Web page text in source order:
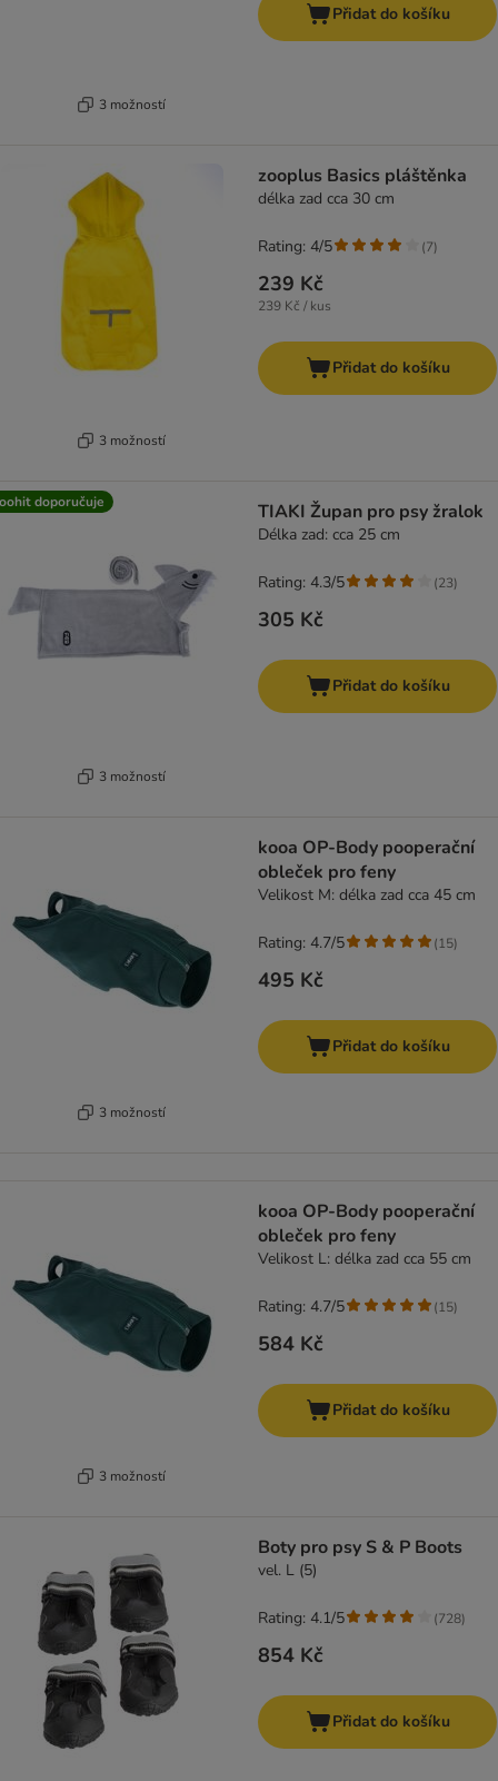
3 možností
Přidat do košíku
3 možností
zooplus Basics pláštěnka
délka zad cca 30 cm
239 Kč
239 Kč / kus
Rating: 4/5 (7)
Přidat do košíku
doporučuje
3 možností
TIAKI Župan pro psy žralok
Délka zad: cca 25 cm
305 Kč
Rating: 4.3/5 (23)
Přidat do košíku
3 možností
kooa OP-Body pooperační
obleček pro feny
Velikost M: délka zad cca 45 cm
495 Kč
Rating: 4.7/5 (15)
Přidat do košíku
3 možností
kooa OP-Body pooperační
obleček pro feny
Velikost L: délka zad cca 55 cm
584 Kč
Rating: 4.7/5 (15)
Přidat do košíku
Boty pro psy S & P Boots
vel. L (5)
854 Kč
Rating: 4.1/5 (728)
Přidat do košíku